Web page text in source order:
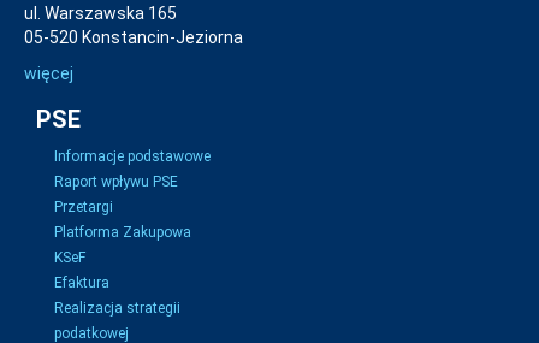
ul. Warszawska 165
05-520 Konstancin-Jeziorna
więcej
PSE
Informacje podstawowe
Raport wpływu PSE
Przetargi
Platforma Zakupowa
KSeF
Efaktura
Realizacja strategii
podatkowej